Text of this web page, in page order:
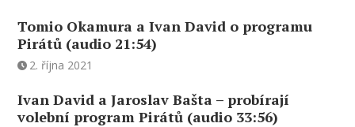
Tomio Okamura a Ivan David o programu
Pirátů (audio 21:54)
2. října 2021
Ivan David a Jaroslav Bašta – probírají
volební program Pirátů (audio 33:56)